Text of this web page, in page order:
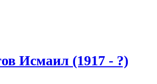
Исмаил (1917 - ?)